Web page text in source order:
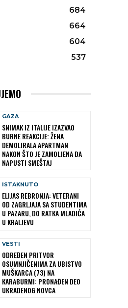
684
664
604
537
GAZA
SNIMAK IZ ITALIJE IZAZVAO
BURNE REAKCIJE: ŽENA
DEMOLIRALA APARTMAN
NAKON ŠTO JE ZAMOLJENA DA
NAPUSTI SMEŠTAJ
ISTAKNUTO
ELIJAS REBRONJA: VETERANI
OD ZAGRLJAJA SA STUDENTIMA
U PAZARU, DO RATKA MLADIĆA
U KRALJEVU
VESTI
ODREĐEN PRITVOR
OSUMNJIČENIMA ZA UBISTVO
MUŠKARCA (73) NA
KARABURMI: PRONAĐEN DEO
UKRADENOG NOVCA